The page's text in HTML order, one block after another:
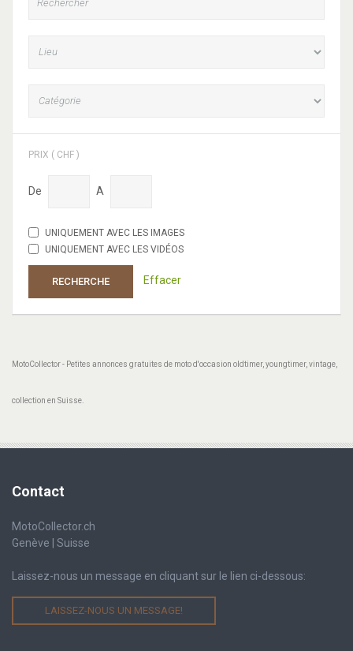
PRIX ( CHF )
De A
UNIQUEMENT AVEC LES IMAGES
UNIQUEMENT AVEC LES VIDÉOS
RECHERCHE Effacer
MotoCollector - Petites annonces gratuites de moto d'occasion oldtimer, youngtimer, vintage,
collection en Suisse.
Contact
MotoCollector.ch
Genève | Suisse
Laissez-nous un message en cliquant sur le lien ci-dessous:
LAISSEZ-NOUS UN MESSAGE!